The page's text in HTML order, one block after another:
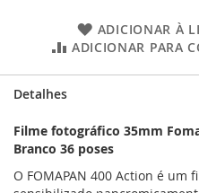
ADICIONAR À
ADICIONAR PARA
Detalhes
Filme fotográfico 35mm
Branco 36 poses
O FOMAPAN 400 Action é